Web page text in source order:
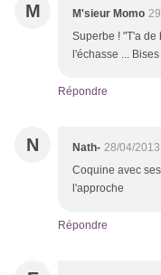
M M'sieur Momo
Superbe ! "T'a de
l'échasse ...
Répondre
N Nath- 28/04/
Coquine avec
l'approche
Répondre